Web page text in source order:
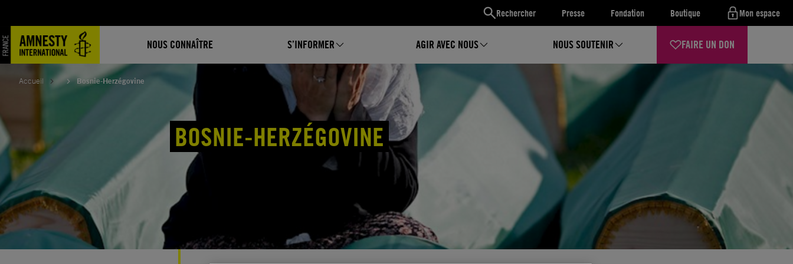
Rechercher Presse Fondation Boutique Mon espace
NOUS CONNAÎTRE S’INFORMER AGIR AVEC NOUS NOUS SOUTENIR FAIRE UN DON
contenu
Accueil Bosnie-Herzégovine
BOSNIE-HERZÉGOVINE